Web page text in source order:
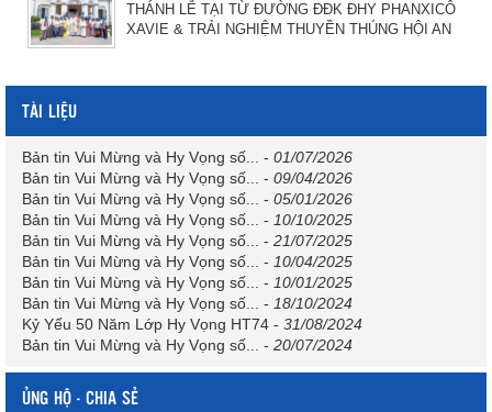
THÁNH LỄ TẠI TỪ ĐƯỜNG ĐĐK ĐHY PHANXICÔ
XAVIE & TRẢI NGHIỆM THUYỀN THÚNG HỘI AN
TÀI LIỆU
Bản tin Vui Mừng và Hy Vọng số... - 01/07/2026
Bản tin Vui Mừng và Hy Vọng số... - 09/04/2026
Bản tin Vui Mừng và Hy Vọng số... - 05/01/2026
Bản tin Vui Mừng và Hy Vọng số... - 10/10/2025
Bản tin Vui Mừng và Hy Vọng số... - 21/07/2025
Bản tin Vui Mừng và Hy Vọng số... - 10/04/2025
Bản tin Vui Mừng và Hy Vọng số... - 10/01/2025
Bản tin Vui Mừng và Hy Vọng số... - 18/10/2024
Kỷ Yếu 50 Năm Lớp Hy Vọng HT74 - 31/08/2024
Bản tin Vui Mừng và Hy Vọng số... - 20/07/2024
ỦNG HỘ - CHIA SẺ